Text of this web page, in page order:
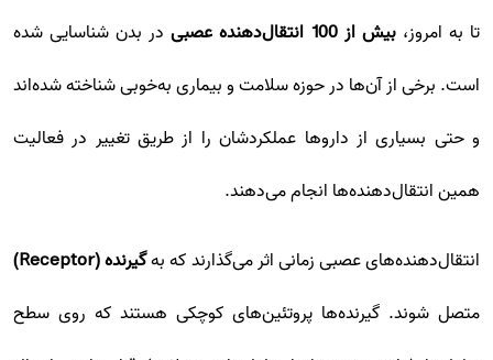
تا به امروز،بیش از 100 انتقال‌دهنده عصبی
در بدن شناسایی شده
است. برخی از آن‌ها در حوزه سلامت و بیماری به‌خوبی شناخته شده‌اند
و حتی بسیاری از داروها عملکردشان را از طریق تغییر در فعالیت
همین انتقال‌دهنده‌ها انجام می‌دهند.
انتقال‌دهنده‌های عصبی زمانی اثر می‌گذارند که بهگیرنده (Receptor)
متصل شوند. گیرنده‌ها پروتئین‌های کوچکی هستند که روی سطح